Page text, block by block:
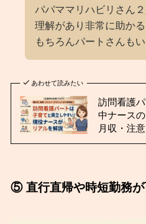
パパママリハビリさん
理解があり非常に助かる
もちろんパートさんも
あわせて読みたい
訪問看護
中ナース
月収・注
⑤ 直行直帰や時短勤務が